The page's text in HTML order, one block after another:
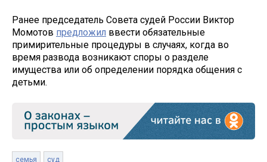
Ранее председатель Совета судей России Виктор
Момотов предложил ввести обязательные
примирительные процедуры в случаях, когда во
время развода возникают споры о разделе
имущества или об определении порядка общения с
детьми.
семья суд